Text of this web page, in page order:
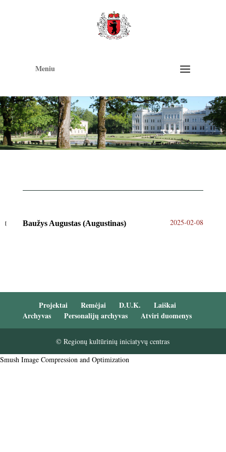
Meniu
Baužys Augustas (Augustinas) 2025-02-08
Projektai Remėjai D.U.K.
Laiškai
Archyvas
Personalijų archyvas Atviri duomenys
© Regionų kultūrinių iniciatyvų centras
Smush Image Compression and Optimization